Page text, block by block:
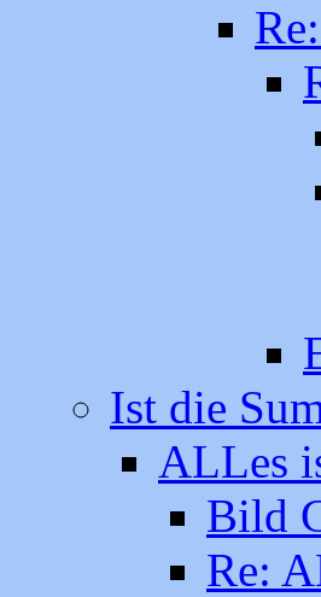
Ist die
ALLes
Bild
Re: